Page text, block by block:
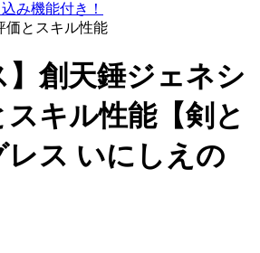
み機能付き！
価とスキル性能
】創天錘ジェネシ
キル性能【剣と
レス いにしえの